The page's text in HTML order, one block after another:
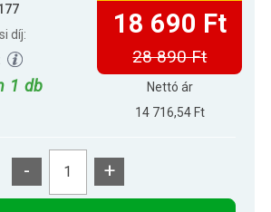
díj:
1 db
18 690 Ft
28 890 Ft
Nettó ár
14 716,54 Ft
- +